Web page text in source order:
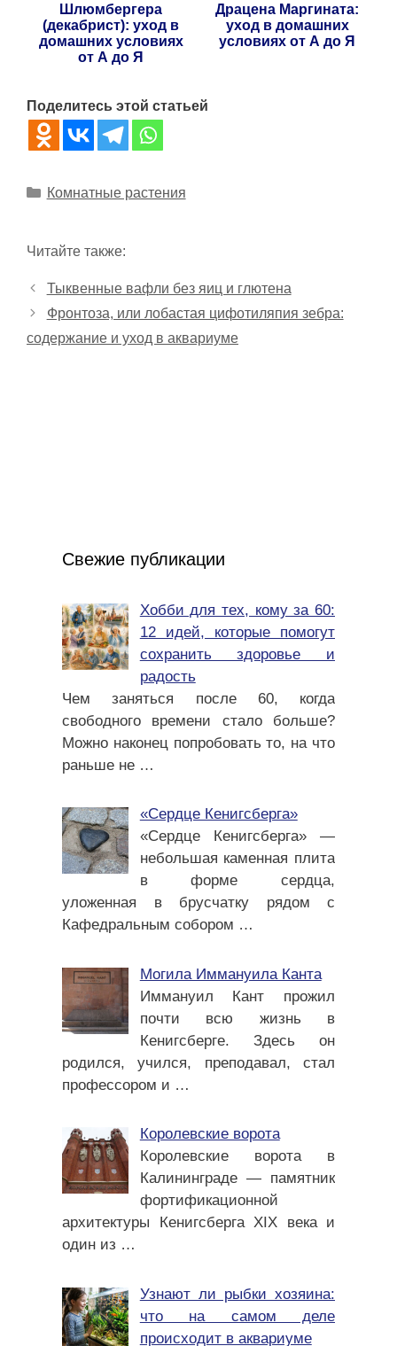
Шлюмбергера
(декабрист): уход в
домашних условиях
от А до Я
Драцена Маргината:
уход в домашних
условиях от А до Я
Поделитесь этой статьей
Рубрики
Комнатные растения
Читайте также:
Тыквенные вафли без яиц и глютена
Фронтоза, или лобастая цифотиляпия зебра:
содержание и уход в аквариуме
Свежие публикации
Хобби для тех, кому за 60:
12 идей, которые помогут
сохранить здоровье и
радость
Чем заняться после 60, когда
свободного времени стало больше?
Можно наконец попробовать то, на что
раньше не …
«Сердце Кенигсберга»
«Сердце Кенигсберга» —
небольшая каменная плита
в форме сердца,
уложенная в брусчатку рядом с
Кафедральным собором …
Могила Иммануила Канта
Иммануил Кант прожил
почти всю жизнь в
Кенигсберге. Здесь он
родился, учился, преподавал, стал
профессором и …
Королевские ворота
Королевские ворота в
Калининграде — памятник
фортификационной
архитектуры Кенигсберга XIX века и
один из …
Узнают ли рыбки хозяина:
что на самом деле
происходит в аквариуме